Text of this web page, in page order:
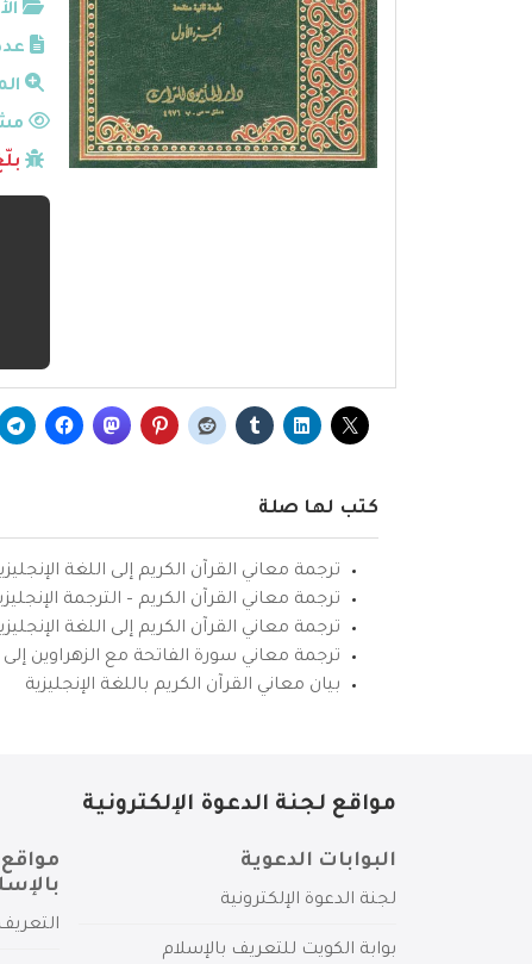
كتب لها صلة
ترجمة معاني القرآن الكريم إلى اللغة
ترجمة معاني القرآن الكريم – الترجمة
ترجمة معاني القرآن الكريم إلى اللغة
ترجمة معاني سورة الفاتحة مع الزهراوين إلى
بيان معاني القرآن الكريم باللغة الإنجليزية
مواقع لجنة الدعوة الإلكترونية
البوابات الدعوية
لجنة الدعوة الإلكترونية
بوابة الكويت للتعريف بالإسلام